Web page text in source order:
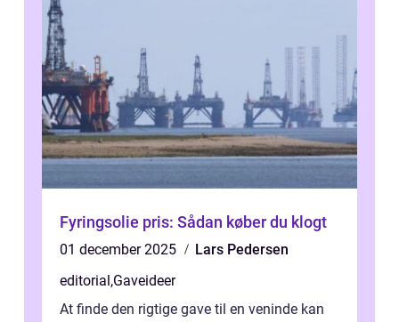
Fyringsolie pris: Sådan køber du klogt
01 december 2025
Lars Pedersen
editorial ,Gaveideer
At finde den rigtige gave til en veninde kan